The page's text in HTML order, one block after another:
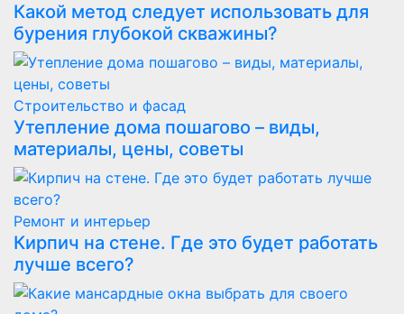
Какой метод следует использовать для
бурения глубокой скважины?
Строительство и фасад
Утепление дома пошагово – виды,
материалы, цены, советы
Ремонт и интерьер
Кирпич на стене. Где это будет работать
лучше всего?